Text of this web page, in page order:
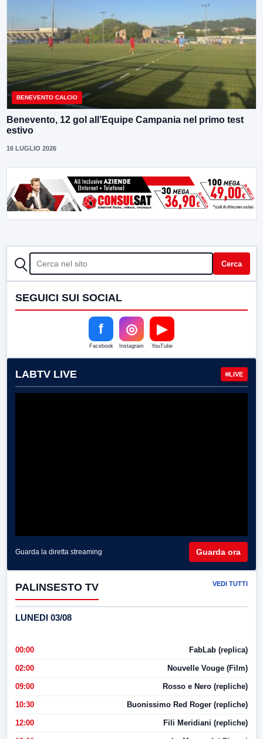
BENEVENTO CALCIO
Benevento, 12 gol all’Equipe Campania nel primo test
estivo
16 LUGLIO 2026
CERCA Cerca
SEGUICI SUI SOCIAL
f
Facebook
◎
Instagram
▶
YouTube
LABTV LIVE LIVE
Guarda la diretta streaming Guarda ora
PALINSESTO TV VEDI TUTTI
LUNEDI 03/08
00:00 FabLab (replica)
02:00 Nouvelle Vouge (Film)
09:00 Rosso e Nero (repliche)
10:30 Buonissimo Red Roger (repliche)
12:00 Fili Meridiani (repliche)